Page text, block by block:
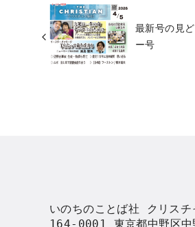
最新号の見
ー号
いのちのことば社 クリスチ
164-0001 東京都中野区